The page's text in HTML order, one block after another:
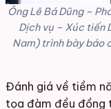
Ông Lê Bá Dũng –
Dịch vụ – Xúc tiến
Nam) trình bày báo
Đánh giá về tiềm
tọa đàm đều đồng